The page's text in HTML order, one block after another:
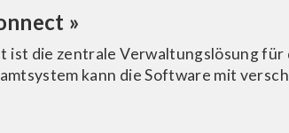
»
ist die zentrale Verwaltungslösung für
kann die Software mit